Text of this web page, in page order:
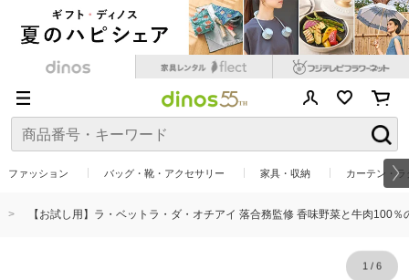
ファッション バッグ・靴・アクセサリー 家具・収納 カーテン・
【お試し用】ラ・ベットラ・ダ・オチアイ 落合務監修 香味野菜と牛肉100％
1/ 6